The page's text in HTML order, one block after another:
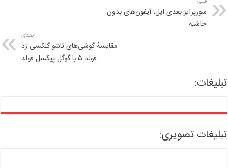
سورپرایز بعدی اپل، آیفون‌های بدون
حاشیه
بعدی
مقایسهٔ گوشی‌های تاشو گلکسی زد
فولد ۵ با گوگل پیکسل فولد
تبلیغات:
تبلیغات تصویری: